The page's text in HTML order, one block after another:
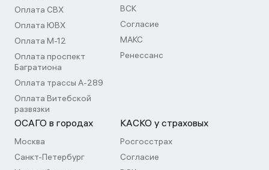
Оплата СВХ
Оплата ЮВХ
Оплата М-12
Оплата проспект
Багратиона
Оплата трассы А-289
Оплата Витебской
развязки
ВСК
Согласие
МАКС
Ренессанс
ОСАГО в городах
Москва
Санкт-Петербург
КАСКО у страховых
Росгосстрах
Согласие